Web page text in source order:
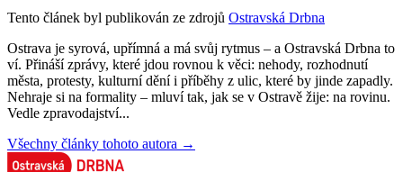
Tento článek byl publikován ze zdrojů Ostravská Drbna
Ostrava je syrová, upřímná a má svůj rytmus – a Ostravská Drbna to
ví. Přináší zprávy, které jdou rovnou k věci: nehody, rozhodnutí
města, protesty, kulturní dění i příběhy z ulic, které by jinde zapadly.
Nehraje si na formality – mluví tak, jak se v Ostravě žije: na rovinu.
Vedle zpravodajství...
Všechny články tohoto autora →